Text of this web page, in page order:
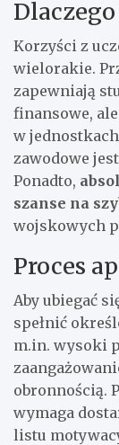
Korzyści z
wielorakie.
zapewniają
finansowe,
w
zawodowe
Ponadto,
szanse na
wojskowych
Proces
Aby ubiegać
spełnić
m.in. wysoki
obronnością.
wymaga
listu